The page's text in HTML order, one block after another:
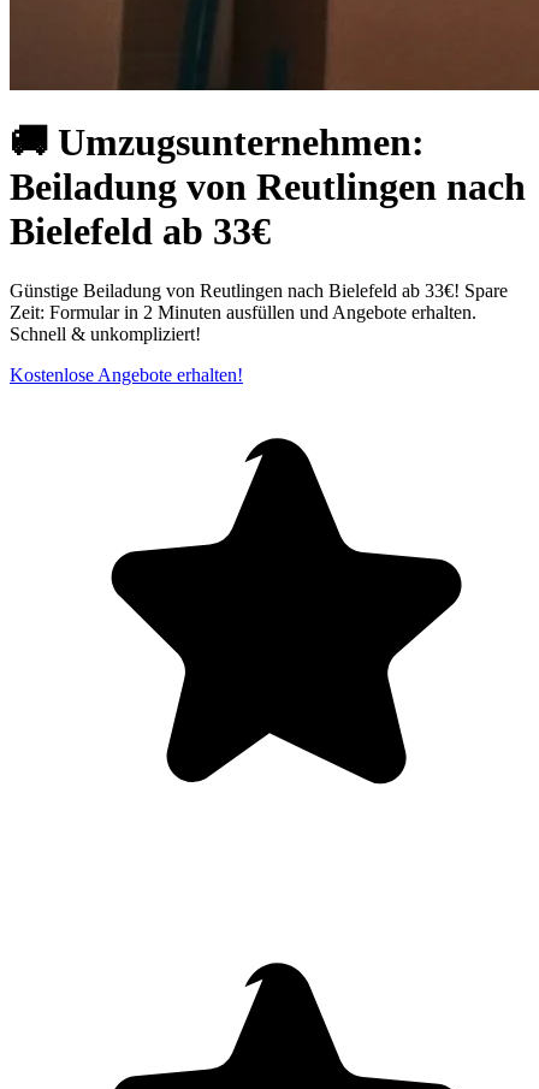
🚚 Umzugsunternehmen:
Beiladung von Reutlingen nach
Bielefeld ab 33€
Günstige Beiladung von Reutlingen nach Bielefeld ab 33€! Spare
Zeit: Formular in 2 Minuten ausfüllen und Angebote erhalten.
Schnell & unkompliziert!
Kostenlose Angebote erhalten!